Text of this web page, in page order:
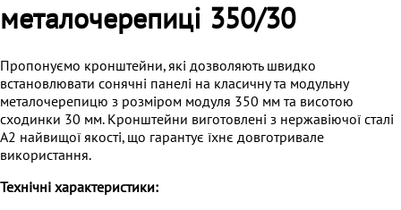
металочерепиці 350/30
Пропонуємо кронштейни, які дозволяють швидко
встановлювати сонячні панелі на класичну та модульну
металочерепицю з розміром модуля 350 мм та висотою
сходинки 30 мм. Кронштейни виготовлені з нержавіючої сталі
A2 найвищої якості, що гарантує їхнє довготривале
використання.
Технічні характеристики: